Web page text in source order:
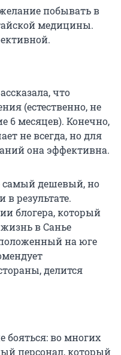
побывать в
медицины.
что
(естественно, не
6 месяцев). Конечно,
не всегда, но для
она эффективна.
дешевый, но
результате.
блогера, который
в Санье
на юге
делится
бояться: во многих
персонал, который